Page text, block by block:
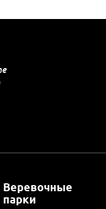
Веревочные
парки